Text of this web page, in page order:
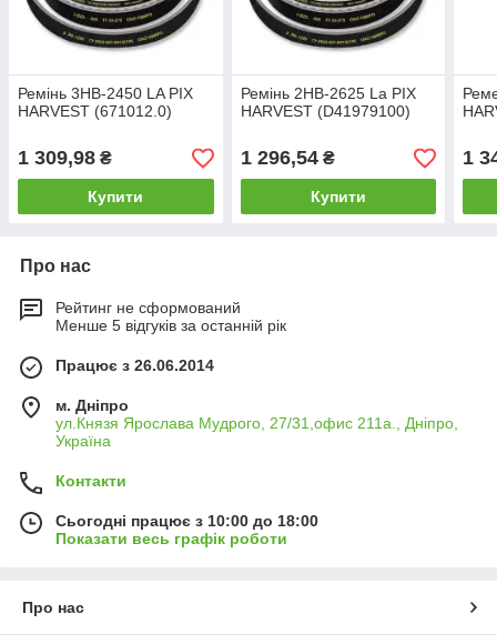
Ремінь 3НВ-2450 LA PIX
HARVEST (671012.0)
1 309,98 ₴
Купити
Ремінь 2НВ-2625 La PIX
HARVEST (D41979100)
1 296,54₴
Купити
1
Про нас
Рейтинг не сформований
Менше 5 відгуків за останній рік
Працює з 26.06.2014
м. Дніпро
ул.Князя Ярослава Мудрого, 27/31,офис 211а., Дніпро,
Україна
Контакти
Сьогодні працює з 10:00 до 18:00
Показати весь графік роботи
Про нас